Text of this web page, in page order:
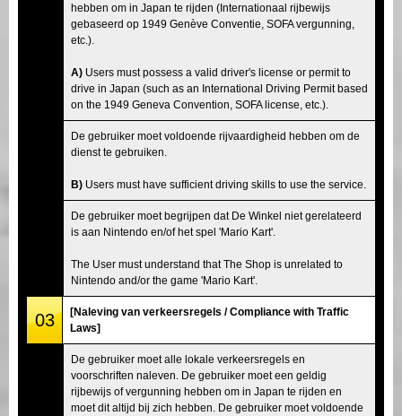
hebben om in Japan te rijden (Internationaal rijbewijs
gebaseerd op 1949 Genève Conventie, SOFA vergunning,
etc.).
A) Users must possess a valid driver's license or permit to
drive in Japan (such as an International Driving Permit based
on the 1949 Geneva Convention, SOFA license, etc.).
De gebruiker moet voldoende rijvaardigheid hebben om de
dienst te gebruiken.
B) Users must have sufficient driving skills to use the service.
De gebruiker moet begrijpen dat De Winkel niet gerelateerd
is aan Nintendo en/of het spel 'Mario Kart'.
The User must understand that The Shop is unrelated to
Nintendo and/or the game 'Mario Kart'.
03
[Naleving van verkeersregels / Compliance with Traffic
Laws]
De gebruiker moet alle lokale verkeersregels en
voorschriften naleven. De gebruiker moet een geldig
rijbewijs of vergunning hebben om in Japan te rijden en
moet dit altijd bij zich hebben. De gebruiker moet voldoende